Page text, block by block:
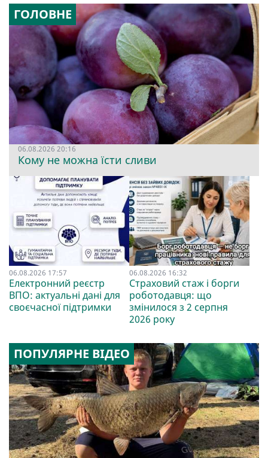
ГОЛОВНЕ
06.08.2026 20:16
Кому не можна їсти сливи
06.08.2026 17:57
Електронний реєстр
ВПО: актуальні дані для
своєчасної підтримки
06.08.2026 16:32
Страховий стаж і борги
роботодавця: що
змінилося з 2 серпня
2026 року
ПОПУЛЯРНЕ ВІДЕО